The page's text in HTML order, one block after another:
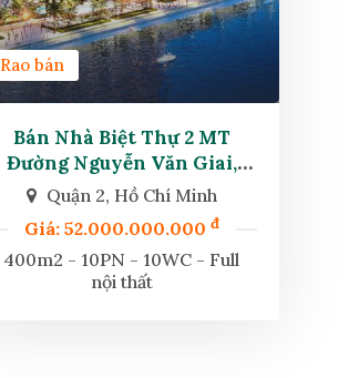
Rao bán
Bán Nhà Biệt Thự 2 MT
Đường Nguyễn Văn Giai,
Phường Thảo Điền, Quận 2.
Quận 2, Hồ Chí Minh
Giá: 52.000.000.000 đ
400m2 - 10PN - 10WC - Full
nội thất